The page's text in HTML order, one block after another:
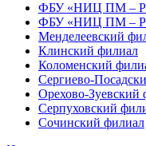
ФБУ «НИЦ ПМ –
ФБУ «НИЦ ПМ –
Менделеевский
Клинский филиал
Коломенский
Сергиево-
Орехово-Зуевский
Серпуховский
Сочинский филиал